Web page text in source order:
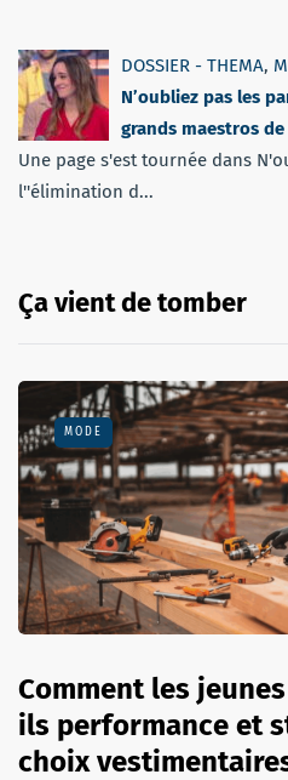
DOSSIER - THEMA,
N’oubliez pas les
grands maestros de
Une page s'est tournée dans
l''élimination d...
Ça vient de tomber
MODE
Comment les
ils performance et
choix